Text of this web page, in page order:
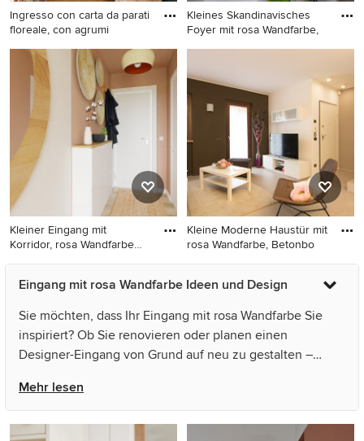
Ingresso con carta da parati
floreale, con agrumi
Kleiner Stilmix Eingang mit
rosa Wandfarbe, hellem
Holzboden, Einzeltür,
braunem Boden und
Tapetenwänden in Mailand
Kleines Skandinavisches
Foyer mit rosa Wandfarbe,
Kleines Skandinavisches
Foyer mit rosa Wandfarbe,
dunklem Holzboden,
Einzeltür und weißer Haustür
in Sonstige
Kleiner Eingang mit
Korridor, rosa Wandfarbe
Kleiner Eingang mit Korridor,
rosa Wandfarbe und beigem
Kleine Moderne Haustür mit
rosa Wandfarbe, Betonbo
Kleine Moderne Haustür mit
rosa Wandfarbe,
weißer Haustür und grauem
Boden in Florenz
Eingang mit rosa Wandfarbe Ideen und Design
Sie möchten, dass Ihr Eingang mit rosa Wandfarbe Sie
inspiriert? Ob Sie renovieren oder planen einen
Designer-Eingang von Grund auf neu zu gestalten –
Inneneinrichter und Architekten dieses Landes, unter
anderem von アニーズ株式会社 und Mia Mortensen
Photography. Sehen Sie sich Fotos in vielen
Mehr lesen